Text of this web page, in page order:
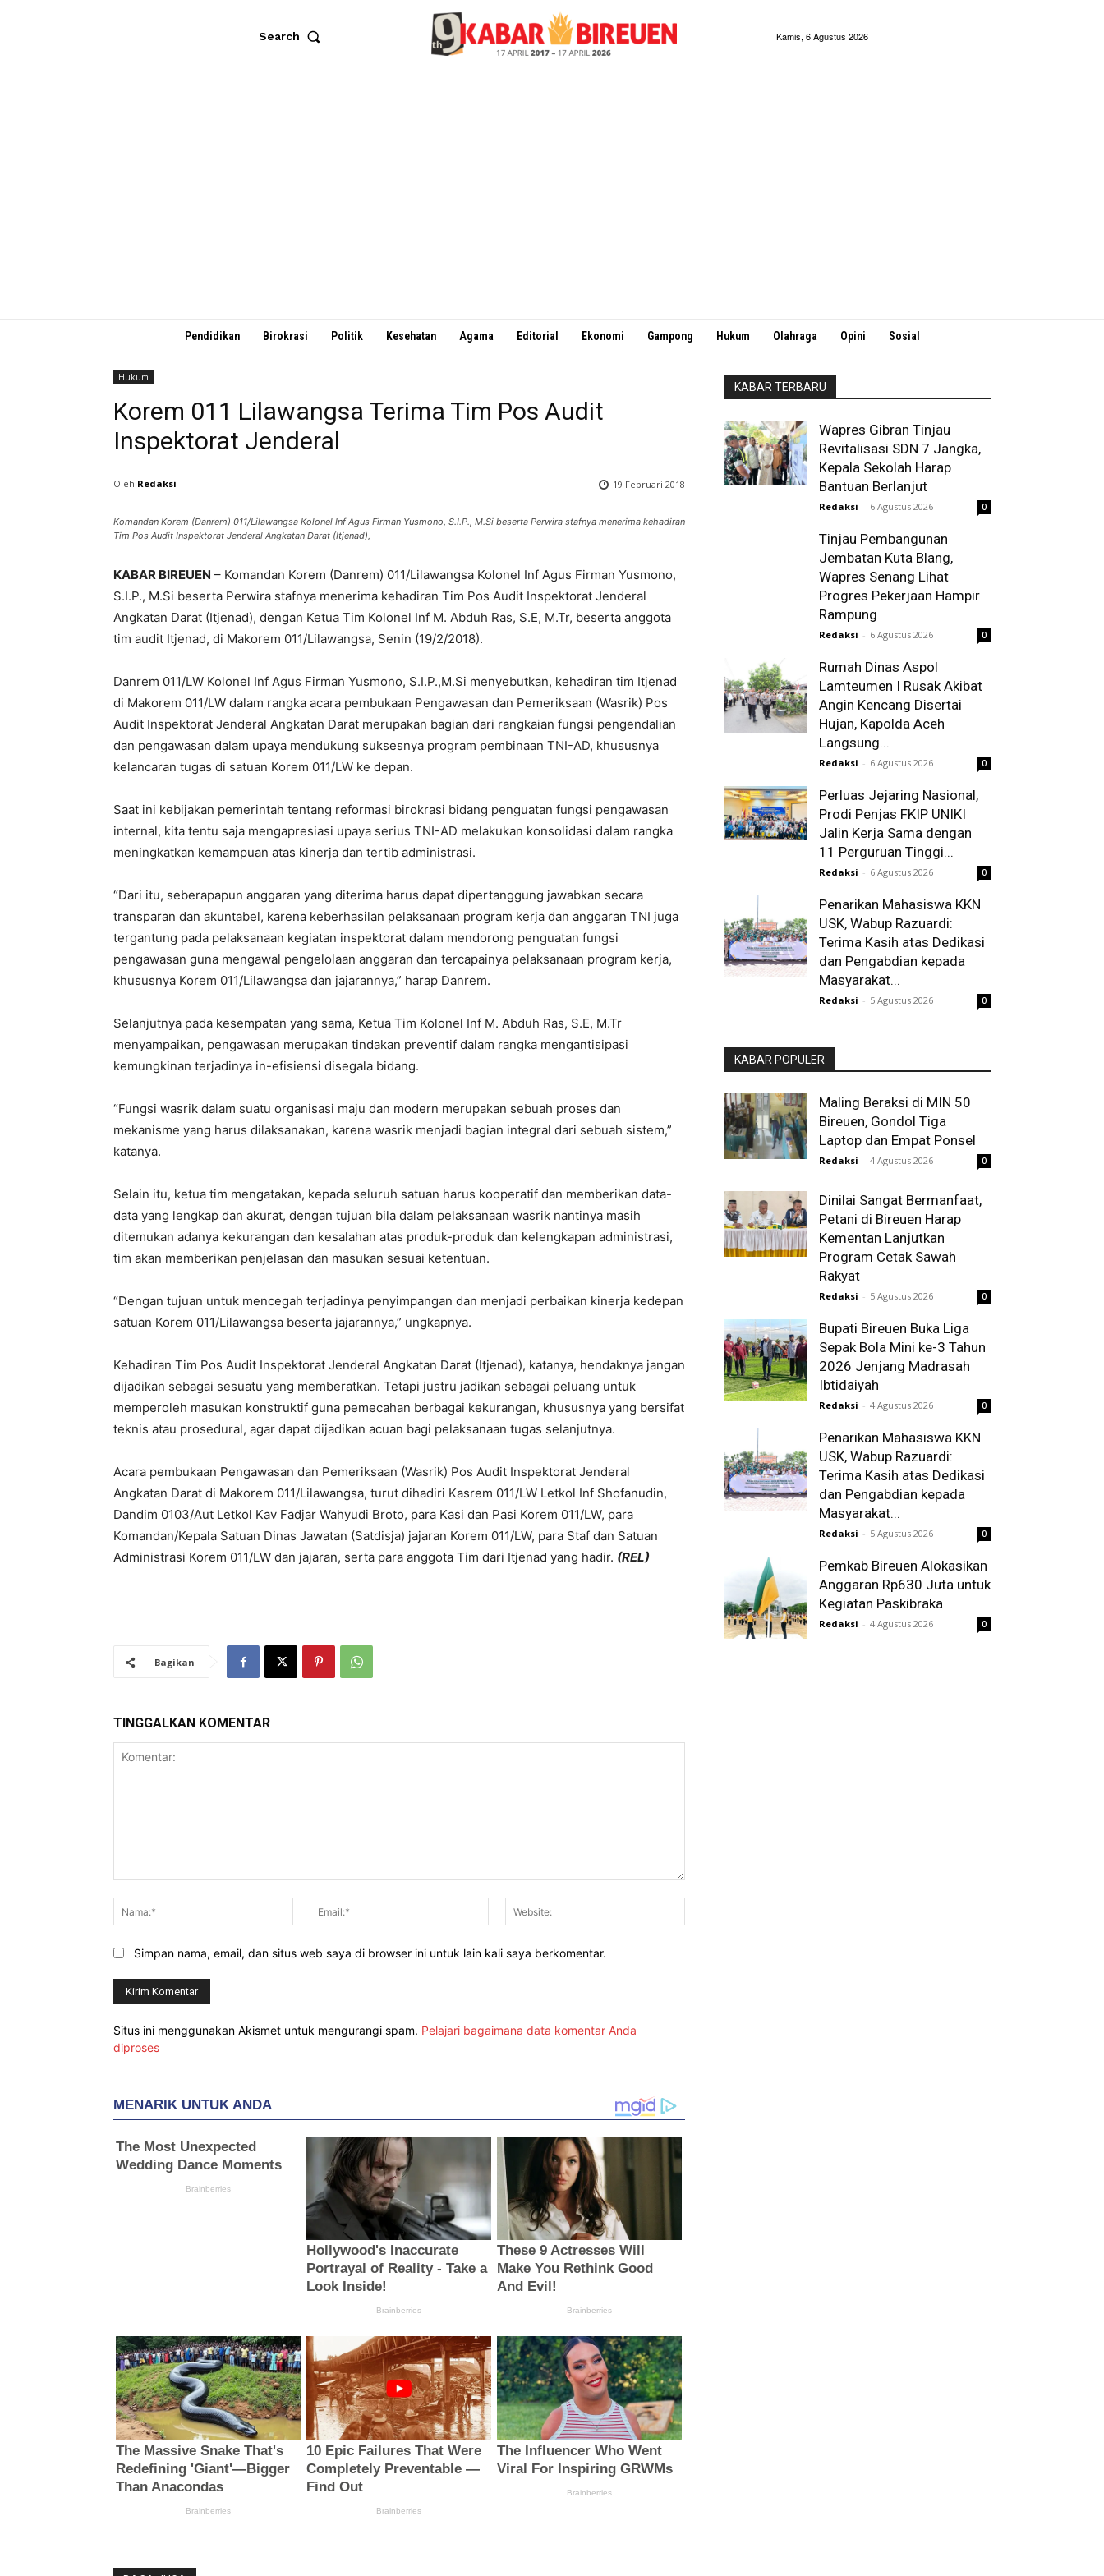
Search Kamis, 6 Agustus 2026
Pendidikan Birokrasi Politik Kesehatan Agama Editorial Ekonomi Gampong Hukum Olahraga Opini Sosial
Hukum
Korem 011 Lilawangsa Terima Tim Pos Audit
Inspektorat Jenderal
Oleh Redaksi 19 Februari 2018
Komandan Korem (Danrem) 011/Lilawangsa Kolonel Inf Agus Firman Yusmono, S.I.P., M.Si beserta Perwira stafnya menerima kehadiran
Tim Pos Audit Inspektorat Jenderal Angkatan Darat (Itjenad),
KABAR BIREUEN – Komandan Korem (Danrem) 011/Lilawangsa Kolonel Inf Agus Firman Yusmono,
S.I.P., M.Si beserta Perwira stafnya menerima kehadiran Tim Pos Audit Inspektorat Jenderal
Angkatan Darat (Itjenad), dengan Ketua Tim Kolonel Inf M. Abduh Ras, S.E, M.Tr, beserta anggota
tim audit Itjenad, di Makorem 011/Lilawangsa, Senin (19/2/2018).
Danrem 011/LW Kolonel Inf Agus Firman Yusmono, S.I.P.,M.Si menyebutkan, kehadiran tim Itjenad
di Makorem 011/LW dalam rangka acara pembukaan Pengawasan dan Pemeriksaan (Wasrik) Pos
Audit Inspektorat Jenderal Angkatan Darat merupakan bagian dari rangkaian fungsi pengendalian
dan pengawasan dalam upaya mendukung suksesnya program pembinaan TNI-AD, khususnya
kelancaran tugas di satuan Korem 011/LW ke depan.
Saat ini kebijakan pemerintah tentang reformasi birokrasi bidang penguatan fungsi pengawasan
internal, kita tentu saja mengapresiasi upaya serius TNI-AD melakukan konsolidasi dalam rangka
meningkatkan kemampuan atas kinerja dan tertib administrasi.
“Dari itu, seberapapun anggaran yang diterima harus dapat dipertanggung jawabkan secara
transparan dan akuntabel, karena keberhasilan pelaksanaan program kerja dan anggaran TNI juga
tergantung pada pelaksanaan kegiatan inspektorat dalam mendorong penguatan fungsi
pengawasan guna mengawal pengelolaan anggaran dan tercapainya pelaksanaan program kerja,
khususnya Korem 011/Lilawangsa dan jajarannya,” harap Danrem.
Selanjutnya pada kesempatan yang sama, Ketua Tim Kolonel Inf M. Abduh Ras, S.E, M.Tr
menyampaikan, pengawasan merupakan tindakan preventif dalam rangka mengantisipasi
kemungkinan terjadinya in-efisiensi disegala bidang.
“Fungsi wasrik dalam suatu organisasi maju dan modern merupakan sebuah proses dan
mekanisme yang harus dilaksanakan, karena wasrik menjadi bagian integral dari sebuah sistem,”
katanya.
Selain itu, ketua tim mengatakan, kepada seluruh satuan harus kooperatif dan memberikan data-
data yang lengkap dan akurat, dengan tujuan bila dalam pelaksanaan wasrik nantinya masih
ditemukan adanya kekurangan dan kesalahan atas produk-produk dan kelengkapan administrasi,
tim akan memberikan penjelasan dan masukan sesuai ketentuan.
“Dengan tujuan untuk mencegah terjadinya penyimpangan dan menjadi perbaikan kinerja kedepan
satuan Korem 011/Lilawangsa beserta jajarannya,” ungkapnya.
Kehadiran Tim Pos Audit Inspektorat Jenderal Angkatan Darat (Itjenad), katanya, hendaknya jangan
dijadikan sebagai sesuatu yang memberatkan. Tetapi justru jadikan sebagai peluang untuk
memperoleh masukan konstruktif guna pemecahan berbagai kekurangan, khususnya yang bersifat
teknis atau prosedural, agar dapat dijadikan acuan bagi pelaksanaan tugas selanjutnya.
Acara pembukaan Pengawasan dan Pemeriksaan (Wasrik) Pos Audit Inspektorat Jenderal
Angkatan Darat di Makorem 011/Lilawangsa, turut dihadiri Kasrem 011/LW Letkol Inf Shofanudin,
Dandim 0103/Aut Letkol Kav Fadjar Wahyudi Broto, para Kasi dan Pasi Korem 011/LW, para
Komandan/Kepala Satuan Dinas Jawatan (Satdisja) jajaran Korem 011/LW, para Staf dan Satuan
Administrasi Korem 011/LW dan jajaran, serta para anggota Tim dari Itjenad yang hadir. (REL)
Bagikan
TINGGALKAN KOMENTAR
Nama:*
Email:*
Simpan nama, email, dan situs web saya di browser ini untuk lain kali saya berkomentar.
Situs ini menggunakan Akismet untuk mengurangi spam. Pelajari bagaimana data komentar Anda
diproses
KABAR TERBARU
Wapres Gibran Tinjau
Revitalisasi SDN 7 Jangka,
Kepala Sekolah Harap
Bantuan Berlanjut
Redaksi - 6 Agustus 2026 0
Tinjau Pembangunan
Jembatan Kuta Blang,
Wapres Senang Lihat
Progres Pekerjaan Hampir
Rampung
Redaksi - 6 Agustus 2026 0
Rumah Dinas Aspol
Lamteumen I Rusak Akibat
Angin Kencang Disertai
Hujan, Kapolda Aceh
Langsung...
Redaksi - 6 Agustus 2026 0
Perluas Jejaring Nasional,
Prodi Penjas FKIP UNIKI
Jalin Kerja Sama dengan
11 Perguruan Tinggi...
Redaksi - 6 Agustus 2026 0
Penarikan Mahasiswa KKN
USK, Wabup Razuardi:
Terima Kasih atas Dedikasi
dan Pengabdian kepada
Masyarakat...
Redaksi - 5 Agustus 2026 0
KABAR POPULER
Maling Beraksi di MIN 50
Bireuen, Gondol Tiga
Laptop dan Empat Ponsel
Redaksi - 4 Agustus 2026 0
Dinilai Sangat Bermanfaat,
Petani di Bireuen Harap
Kementan Lanjutkan
Program Cetak Sawah
Rakyat
Redaksi - 5 Agustus 2026 0
Bupati Bireuen Buka Liga
Sepak Bola Mini ke-3 Tahun
2026 Jenjang Madrasah
Ibtidaiyah
Redaksi - 4 Agustus 2026 0
Penarikan Mahasiswa KKN
USK, Wabup Razuardi:
Terima Kasih atas Dedikasi
dan Pengabdian kepada
Masyarakat...
Redaksi - 5 Agustus 2026 0
Pemkab Bireuen Alokasikan
Anggaran Rp630 Juta untuk
Kegiatan Paskibraka
Redaksi - 4 Agustus 2026 0